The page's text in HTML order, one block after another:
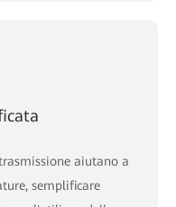
aiutano a
semplificare